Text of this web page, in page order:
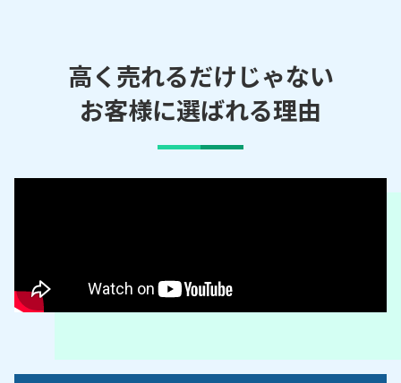
雀／正雀本町／庄屋／昭和園／新在家／千里丘／千
里丘新町／千里丘東／鶴野／鳥飼上／鳥飼中／鳥飼
下／鳥飼新町／鳥飼野々／鳥飼八防／鳥飼八町／鳥
飼本町／鳥飼銘木町／鳥飼和道／鳥飼西／西一津屋
【対応主要駅】
千里丘駅／摂津市駅／正雀駅／南摂津駅／摂津駅
頼にも対応しております。
高く売れるだけじゃない
お客様に選ばれる理由